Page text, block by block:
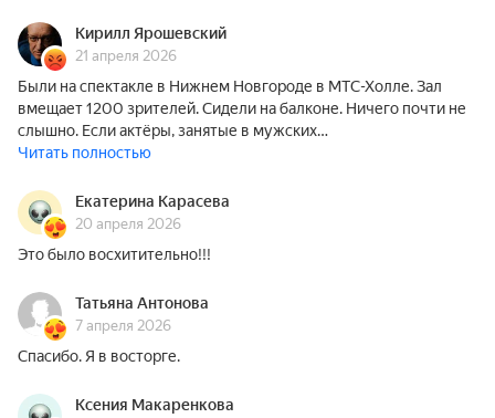
Кирилл Ярошевский
21 апреля 2026
Были на спектакле в Нижнем Новгороде в МТС-Холле. Зал
вмещает 1200 зрителей. Сидели на балконе. Ничего почти не
слышно. Если актёры, занятые в мужских…
Читать полностью
Екатерина Карасева
20 апреля 2026
Это было восхитительно!!!
Татьяна Антонова
7 апреля 2026
Спасибо. Я в восторге.
Ксения Макаренкова